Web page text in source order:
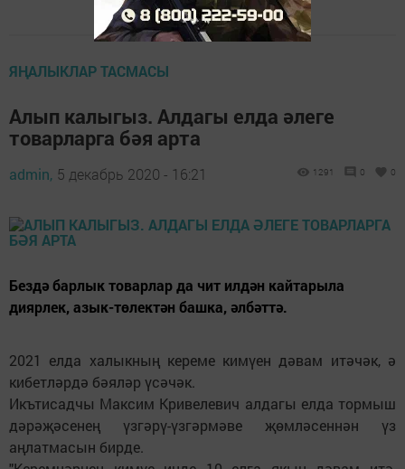
ЯҢАЛЫКЛАР ТАСМАСЫ
Алып калыгыз. Алдагы елда әлеге
товарларга бәя арта
admin, 5 декабрь 2020 - 16:21 1291 0 0
Бездә барлык товарлар да чит илдән кайтарыла
диярлек, азык-төлектән башка, әлбәттә.
2021 елда халыкның кереме кимүен дәвам итәчәк, ә
кибетләрдә бәяләр үсәчәк.
Икътисадчы Максим Кривелевич алдагы елда тормыш
дәрәҗәсенең үзгәрү-үзгәрмәве җөмләсеннән үз
аңлатмасын бирде.